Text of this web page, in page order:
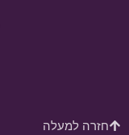
חזרה למעלה